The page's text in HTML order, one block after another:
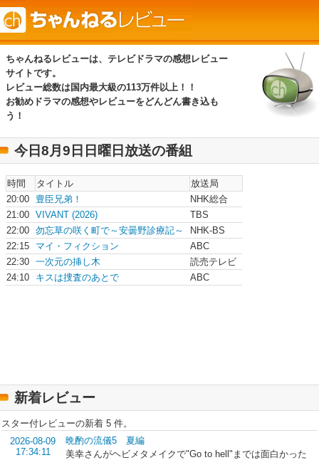
ちゃんねるレビューは、テレビドラマの感想レビュー
サイトです。
レビュー総数は国内最大級の113万件以上！！
お勧めドラマの感想やレビューをどんどん書き込も
う！
今日8月9日日曜日放送の番組
時間 タイトル
放送局
20:00
豊臣兄弟！
NHK総合
21:00 VIVANT (2026)
TBS
22:00 勿忘草の咲く町で～安曇野診療記～
NHK-BS
22:15
マイ・フィクション
ABC
22:30 一次元の挿し木
読売テレビ
24:10
キスは捜査のあとで ABC
新着レビュー
スター付レビューの新着 5 件。
2026-08-09
17:34:11
晩酌の流儀5 夏編
美幸さんがヘビメタメイクで"Go to hell"までは面白かった